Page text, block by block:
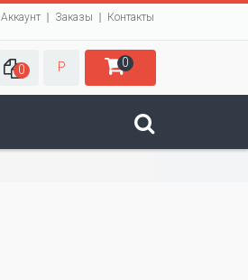
Аккаунт Заказы Контакты
0 Р 0